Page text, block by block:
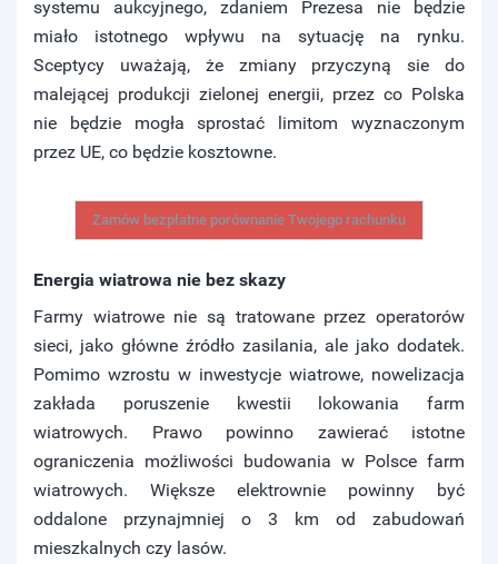
systemu aukcyjnego, zdaniem Prezesa nie będzie
miało istotnego wpływu na sytuację na rynku.
Sceptycy uważają, że zmiany przyczyną sie do
malejącej produkcji zielonej energii, przez co Polska
nie będzie mogła sprostać limitom wyznaczonym
przez UE, co będzie kosztowne.
Zamów bezpłatne porównanie Twojego rachunku
Energia wiatrowa nie bez skazy
Farmy wiatrowe nie są tratowane przez operatorów
sieci, jako główne źródło zasilania, ale jako dodatek.
Pomimo wzrostu w inwestycje wiatrowe, nowelizacja
zakłada poruszenie kwestii lokowania farm
wiatrowych. Prawo powinno zawierać istotne
ograniczenia możliwości budowania w Polsce farm
wiatrowych. Większe elektrownie powinny być
oddalone przynajmniej o 3 km od zabudowań
mieszkalnych czy lasów.